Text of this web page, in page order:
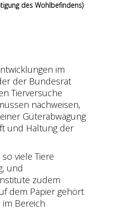
des Wohlbefindens)
im
der Bundesrat
Tierversuche
nachweisen,
Güterabwägung
und Haltung der
viele Tiere
und
zudem
dem Papier gehört
Bereich